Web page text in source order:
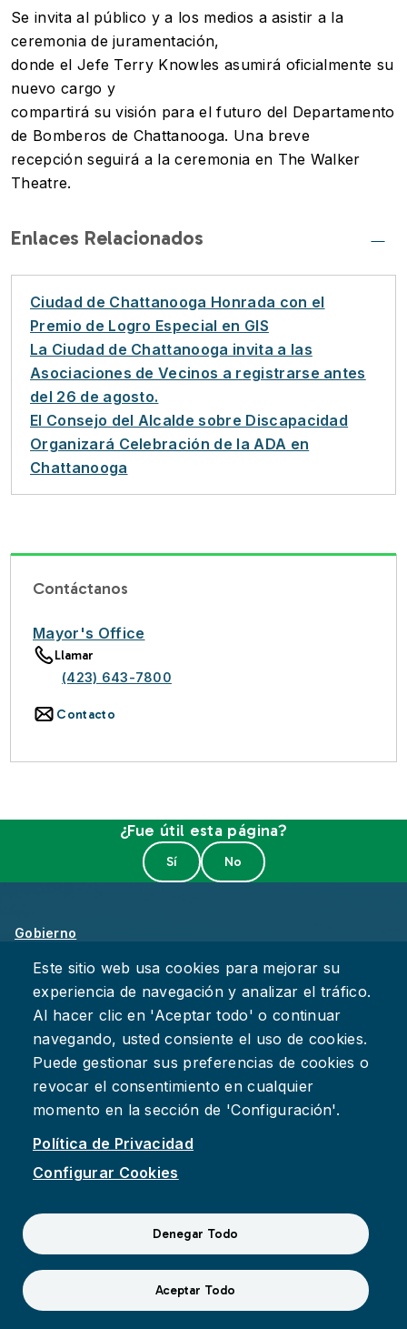
Se invita al público y a los medios a asistir a la
ceremonia de juramentación,
donde el Jefe Terry Knowles asumirá oficialmente su
nuevo cargo y
compartirá su visión para el futuro del Departamento
de Bomberos de Chattanooga. Una breve
recepción seguirá a la ceremonia en The Walker
Theatre.
Enlaces Relacionados
Ciudad de Chattanooga Honrada con el
Premio de Logro Especial en GIS
La Ciudad de Chattanooga invita a las
Asociaciones de Vecinos a registrarse antes
del 26 de agosto.
El Consejo del Alcalde sobre Discapacidad
Organizará Celebración de la ADA en
Chattanooga
Contáctanos
Mayor's Office
Llamar
(423) 643-7800
Contacto
¿Fue útil esta página?
Gobierno
Sobre Chattanooga
Empleos
Política de Privacidad
Accesibilidad
Deje su Comentario
Este sitio web usa cookies para mejorar su
experiencia de navegación y analizar el tráfico.
Al hacer clic en 'Aceptar todo' o continuar
navegando, usted consiente el uso de cookies.
Puede gestionar sus preferencias de cookies o
revocar el consentimiento en cualquier
momento en la sección de 'Configuración'.
Política de Privacidad
Configurar Cookies
Denegar Todo
Aceptar Todo
InstagramYouTube
Suspect fraud, waste, or abuse?Report it to the Office of
Internal Audit
© 2026 Ciudad de Chattanooga